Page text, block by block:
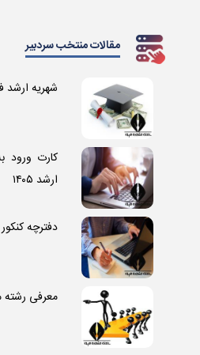
مقالات منتخب سردبیر
شهریه ارشد
کارت ورود
ارشد ۱۴۰۵
دفترچه
معرفی رشته